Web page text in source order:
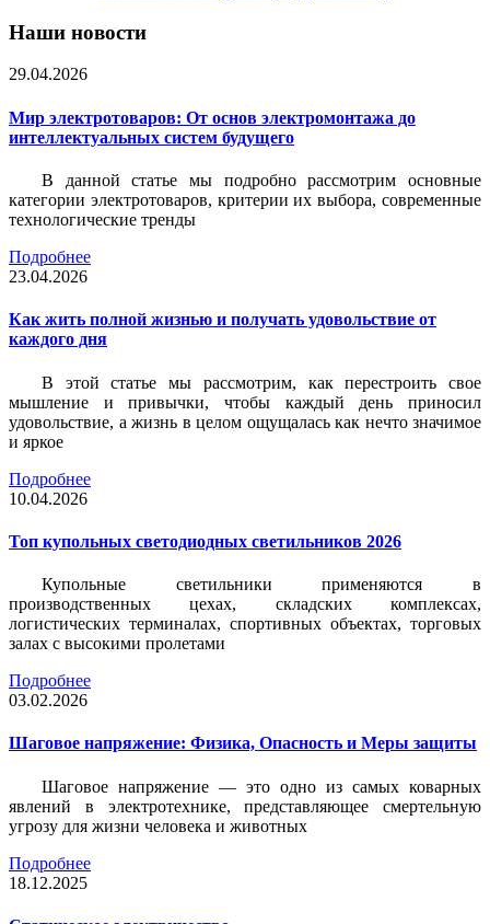
Наши новости
29.04.2026
Мир электротоваров: От основ электромонтажа до
интеллектуальных систем будущего
В данной статье мы подробно рассмотрим основные
категории электротоваров, критерии их выбора, современные
технологические тренды
Подробнее
23.04.2026
Как жить полной жизнью и получать удовольствие от
каждого дня
В этой статье мы рассмотрим, как перестроить свое
мышление и привычки, чтобы каждый день приносил
удовольствие, а жизнь в целом ощущалась как нечто значимое
и яркое
Подробнее
10.04.2026
Топ купольных светодиодных светильников 2026
Купольные светильники применяются в
производственных цехах, складских комплексах,
логистических терминалах, спортивных объектах, торговых
залах с высокими пролетами
Подробнее
03.02.2026
Шаговое напряжение: Физика, Опасность и Меры защиты
Шаговое напряжение — это одно из самых коварных
явлений в электротехнике, представляющее смертельную
угрозу для жизни человека и животных
Подробнее
18.12.2025